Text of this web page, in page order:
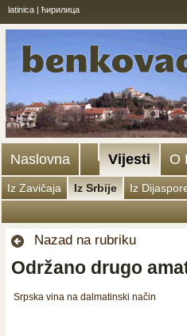
latinica | ћирилица
Naslovna Vijesti O
Iz Zavičaja Iz Srbije Iz
Nazad na rubriku
Održano drugo
Srpska vina na dalmatinski način